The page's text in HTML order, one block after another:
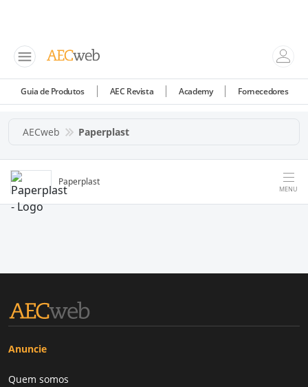
Guia de Produtos AEC Revista Academy Fornecedores
AECweb Paperplast
Paperplast
MENU
Anuncie
Quem somos